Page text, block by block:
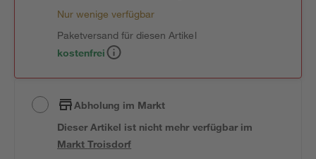
Nur wenige verfügbar
Paketversand für diesen Artikel
kostenfrei
Abholung im Markt
Dieser Artikel ist nicht mehr verfügbar im
MarktTroisdorf